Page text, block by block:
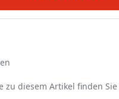
zu diesem Artikel finden